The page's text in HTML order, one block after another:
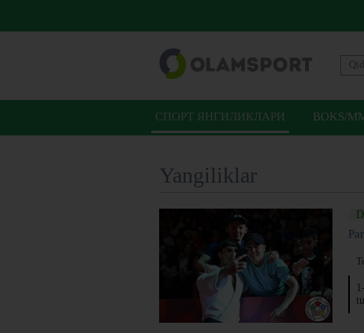
СПОРТ ЯНГИЛИКЛАРИ BOKS/
Yangiliklar